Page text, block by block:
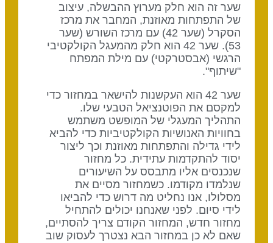
שער זה הוא חלק מערוץ ההבשלה, עיצוב
של התפתחות מאוזנת, המחבר את מרכז
הסקרל (שער 42) עם מרכז השורש (שער
53). שער 42 הוא חלק מהמעגל הקולקטיבי
הרגשי (אבסטרקטי) עם מילת המפתח
"שיתוף".
שער 42 הוא העקשנות להישאר במחזור כדי
למקסם את הפוטנציאל הטבעי שלו.
התהליך המעגלי של המופשט משתמש
בחוויות האנושיות הקולקטיביות כדי להביא
לידי גדילה והתפתחות מאוזנת וכך ליצור
יסוד להתקדמות עתידית. כל מחזור
שנכנסים אליו מתבסס על השיעורים
שנלמדו מקודמו. כשמחזור מסיים את
מסלולו, אנו נחליט מה דרוש כדי להביאו
לידי סיום. לפני שאנחנו יכולים להתחיל
מחזור חדש, המחזור הקודם צריך להסתיים,
שאם לא כן במחזור הבא נצטרך לעסוק שוב